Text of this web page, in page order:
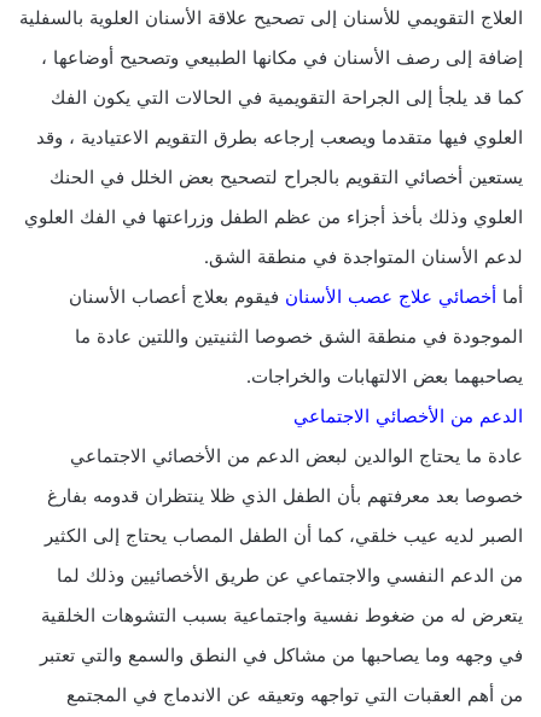
العلاج التقويمي للأسنان إلى تصحيح علاقة الأسنان العلوية بالسفلية
إضافة إلى رصف الأسنان في مكانها الطبيعي وتصحيح أوضاعها ،
كما قد يلجأ إلى الجراحة التقويمية في الحالات التي يكون الفك
العلوي فيها متقدما ويصعب إرجاعه بطرق التقويم الاعتيادية ، وقد
يستعين أخصائي التقويم بالجراح لتصحيح بعض الخلل في الحنك
العلوي وذلك بأخذ أجزاء من عظم الطفل وزراعتها في الفك العلوي
لدعم الأسنان المتواجدة في منطقة الشق.
أما أخصائي علاج عصب الأسنان فيقوم بعلاج أعصاب الأسنان
الموجودة في منطقة الشق خصوصا الثنيتين واللتين عادة ما
يصاحبهما بعض الالتهابات والخراجات.
الدعم من الأخصائي الاجتماعي
عادة ما يحتاج الوالدين لبعض الدعم من الأخصائي الاجتماعي
خصوصا بعد معرفتهم بأن الطفل الذي ظلا ينتظران قدومه بفارغ
الصبر لديه عيب خلقي، كما أن الطفل المصاب يحتاج إلى الكثير
من الدعم النفسي والاجتماعي عن طريق الأخصائيين وذلك لما
يتعرض له من ضغوط نفسية واجتماعية بسبب التشوهات الخلقية
في وجهه وما يصاحبها من مشاكل في النطق والسمع والتي تعتبر
من أهم العقبات التي تواجهه وتعيقه عن الاندماج في المجتمع